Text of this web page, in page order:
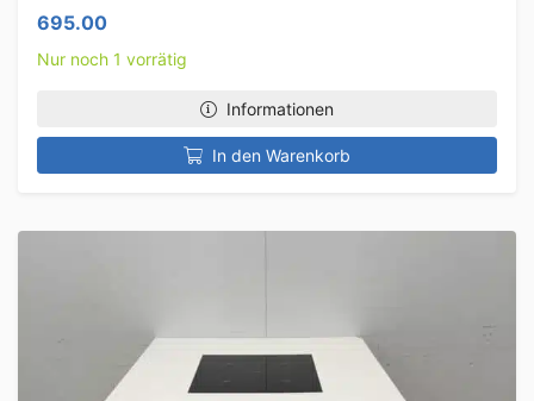
695.00
Nur noch 1 vorrätig
Informationen
In den Warenkorb